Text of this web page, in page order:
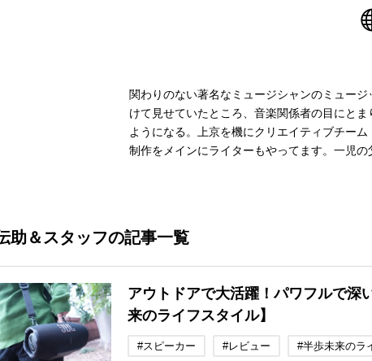
関わりのない著名なミュージシャンのミュー
けて見せていたところ、音楽関係者の目にと
ようになる。上京を機にクリエイティブチー
制作をメインにライターもやってます。一児の
助＆スタッフの記事一覧
アウトドアで大活躍！パワフルで深
来のライフスタイル】
#スピーカー #レビュー #半歩未来のラ